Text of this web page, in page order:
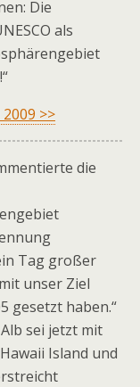
Die
als
>>
die
Tag großer
unser Ziel
gesetzt haben.“
sei jetzt mit
Island und